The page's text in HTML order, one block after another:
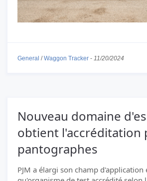
General /Waggon Tracker - 11/20/2024
Nouveau domaine
obtient l'accréditation
pantographes
PJM a élargi son champ d'application